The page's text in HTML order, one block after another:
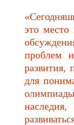
это место
проблем
развития,
для